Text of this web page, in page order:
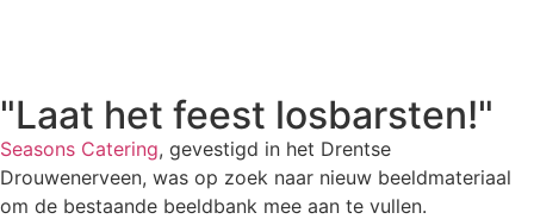
"Laat het feest losbarsten!"
Seasons Catering, gevestigd in het Drentse
Drouwenerveen, was op zoek naar nieuw beeldmateriaal
om de bestaande beeldbank mee aan te vullen.